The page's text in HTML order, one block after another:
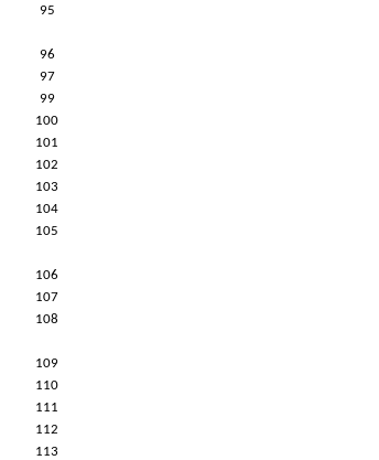
95
96
97
99
100
101
102
103
104
105
106
107
108
109
110
111
112
113